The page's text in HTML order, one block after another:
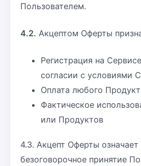
Пользователем.
4.2. Акцептом Оферты
Регистрация на
согласии с условиями
Оплата любого
Фактическое
или Продуктов
4.3. Акцепт Оферты
безоговорочное принятие